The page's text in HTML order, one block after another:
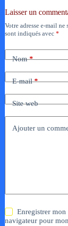
Laisser un
Votre adresse e-mail ne
sont indiqués avec *
Nom*
E-mail*
Site web
Ajouter un
Enregistrer
navigateur pour